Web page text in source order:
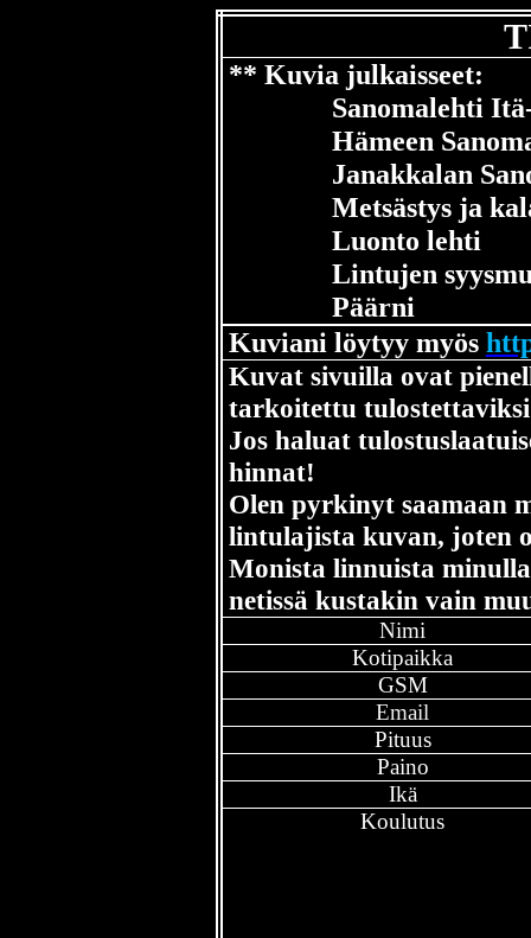
** Kuvia julkaisseet:
Sanomalehti
Hämeen
Janakkalan
Metsästys ja
Luonto lehti
Lintujen
Päärni
Kuviani löytyy myös
Kuvat sivuilla ovat
tarkoitettu
Jos haluat
hinnat!
Olen pyrkinyt saamaan
lintulajista kuvan, joten
Monista linnuista
netissä kustakin vain
Nimi
Kotipaikka
GSM
Email
Pituus
Paino
Ikä
Koulutus